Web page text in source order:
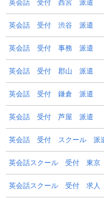
英会話 受付 西宮 派遣
英会話 受付 渋谷 派遣
英会話 受付 事務 派遣
英会話 受付 郡山 派遣
英会話 受付 鎌倉 派遣
英会話 受付 芦屋 派遣
英会話 受付 スクール 派
英会話スクール 受付 東
英会話スクール 受付 求